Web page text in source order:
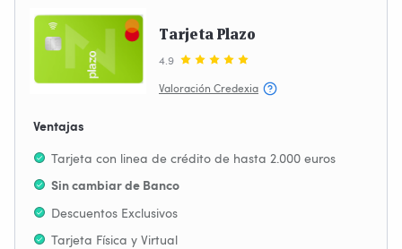
Tarjeta Plazo
4.9
Valoración Credexia
Ventajas
Tarjeta con linea de crédito de hasta 2.000 euros
Sin cambiar de Banco
Descuentos Exclusivos
Tarjeta Física y Virtual